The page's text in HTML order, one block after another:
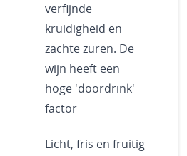
verfijnde
kruidigheid en
zachte zuren. De
wijn heeft een
hoge 'doordrink'
factor
Licht, fris en fruitig